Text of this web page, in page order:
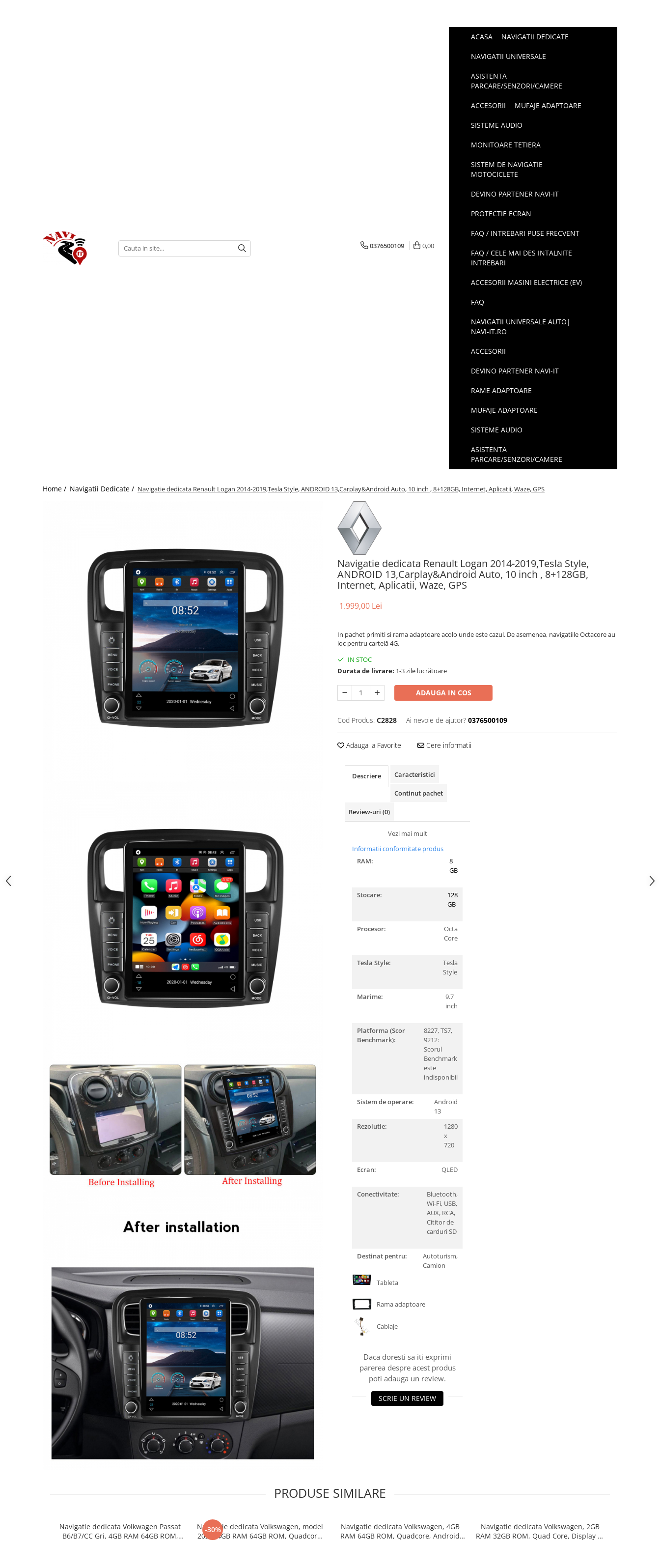
0376500109 0,00
ACASA NAVIGATII DEDICATE
NAVIGATII UNIVERSALE
ASISTENTA
PARCARE/SENZORI/CAMERE
ACCESORII MUFAJE ADAPTOARE
SISTEME AUDIO
MONITOARE TETIERA
SISTEM DE NAVIGATIE
MOTOCICLETE
DEVINO PARTENER NAVI-IT
PROTECTIE ECRAN
FAQ / INTREBARI PUSE FRECVENT
FAQ / CELE MAI DES INTALNITE
INTREBARI
ACCESORII MASINI ELECTRICE (EV)
FAQ
NAVIGATII UNIVERSALE AUTO|
NAVI-IT.RO
ACCESORII
DEVINO PARTENER NAVI-IT
RAME ADAPTOARE
MUFAJE ADAPTOARE
SISTEME AUDIO
ASISTENTA
PARCARE/SENZORI/CAMERE
Home / Navigatii Dedicate / Navigatie dedicata Renault Logan 2014-2019,Tesla Style, ANDROID 13,Carplay&Android Auto, 10 inch , 8+128GB, Internet, Aplicatii, Waze, GPS
Navigatie dedicata Renault Logan 2014-2019,Tesla Style,
ANDROID 13,Carplay&Android Auto, 10 inch , 8+128GB,
Internet, Aplicatii, Waze, GPS
1.999,00 Lei
In pachet primiti si rama adaptoare acolo unde este cazul. De asemenea, navigatiile Octacore au
loc pentru cartelă 4G.
IN STOC
Durata de livrare: 1-3 zile lucrătoare
ADAUGA IN COS
Cod Produs: C2828 Ai nevoie de ajutor? 0376500109
Adauga la Favorite Cere informatii
Descriere Caracteristici
Continut pachet
Review-uri (0)
Vezi mai mult
Informatii conformitate produs
RAM:
8
GB
Stocare:
128
GB
Procesor:
Octa
Core
Tesla Style:
Tesla
Style
Marime:
9.7
inch
Platforma (Scor
Benchmark):
8227, TS7,
9212:
Scorul
Benchmark
este
indisponibil
Sistem de operare:
Android
13
Rezolutie:
1280
x
720
Ecran: QLED
Conectivitate:
Bluetooth,
Wi-Fi, USB,
AUX, RCA,
Cititor de
carduri SD
Destinat pentru:
Autoturism,
Camion
Tableta
Rama adaptoare
Cablaje
Daca doresti sa iti exprimi
parerea despre acest produs
poti adauga un review.
SCRIE UN REVIEW
PRODUSE SIMILARE
Navigatie dedicata Volkwagen Passat
B6/B7/CC Gri, 4GB RAM 64GB ROM,
-30%
Navigatie dedicata Volkswagen, model
2023, 4GB RAM 64GB ROM, Quadcore,
Navigatie dedicata Volkswagen, 4GB
RAM 64GB ROM, Quadcore, Android
Navigatie dedicata Volkswagen, 2GB
RAM 32GB ROM, Quad Core, Display 9"